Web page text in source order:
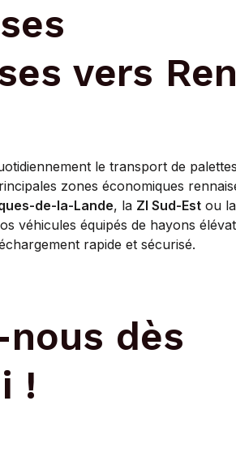
vers
le transport de
zones économiques
de-la-Lande, la ZI Sud-Est ou
véhicules équipés de hayons
rapide et sécurisé.
dès
!